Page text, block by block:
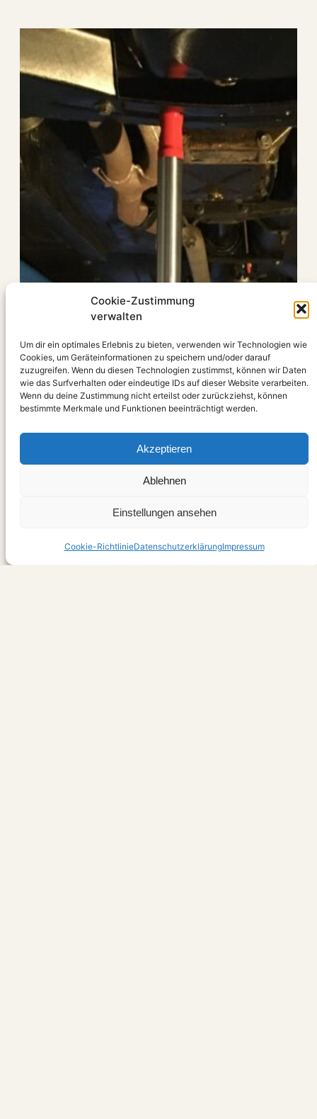
Cookie-Zustimmung
verwalten
Um dir ein optimales Erlebnis zu bieten, verwenden wir Technologien wie
Cookies, um Geräteinformationen zu speichern und/oder darauf
zuzugreifen. Wenn du diesen Technologien zustimmst, können wir Daten
wie das Surfverhalten oder eindeutige IDs auf dieser Website verarbeiten.
Wenn du deine Zustimmung nicht erteilst oder zurückziehst, können
bestimmte Merkmale und Funktionen beeinträchtigt werden.
Akzeptieren
Ablehnen
Einstellungen ansehen
Cookie-RichtlinieDatenschutzerklärungImpressum
Ein Getriebeheber für
die Scherenhebebühne
Februar 18, 2024